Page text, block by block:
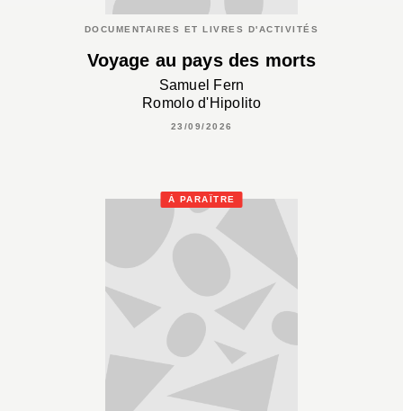
DOCUMENTAIRES ET LIVRES D'ACTIVITÉS
Voyage au pays des morts
Samuel Fern
Romolo d'Hipolito
23/09/2026
À PARAÎTRE